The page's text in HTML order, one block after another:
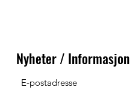
Nyheter / Informasjon